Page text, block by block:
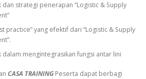
dan strategi penerapan “Logistic & Supply
practice” yang efektif dari “Logistic & Supply
dalam mengintegrasikan fungsi antar lini
CASA TRAINING Peserta dapat berbagi